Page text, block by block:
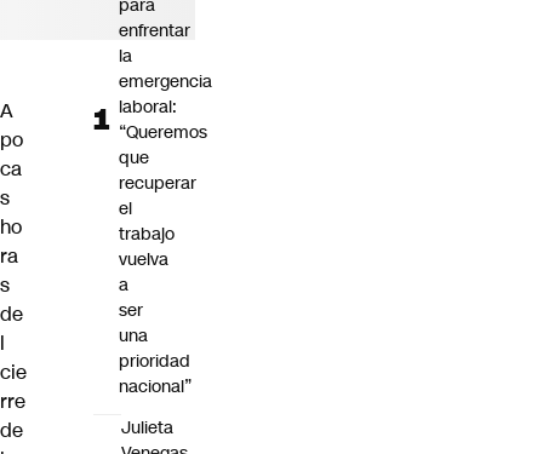
A
po
ca
s
ho
ra
s
de
l
cie
rre
de
para
enfrentar
la
emergencia
laboral:
“Queremos
que
recuperar
el
trabajo
vuelva
a
ser
una
prioridad
nacional”
Julieta